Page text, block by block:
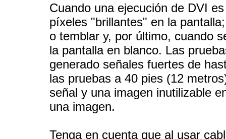
Cuando una ejecución de DVI
píxeles "brillantes" en la
o temblar y, por último, cuando
la pantalla en blanco. Las
generado señales fuertes de
las pruebas a 40 pies (12
señal y una imagen inutilizable
una imagen.
Tenga en cuenta que al usar